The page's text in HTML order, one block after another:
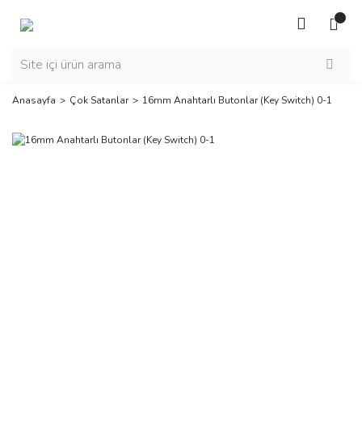
Anasayfa Çok Satanlar 16mm Anahtarlı Butonlar (Key Switch) 0-1